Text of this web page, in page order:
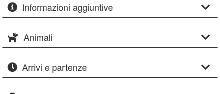
Informazioni aggiuntive
Animali
Arrivi e partenze